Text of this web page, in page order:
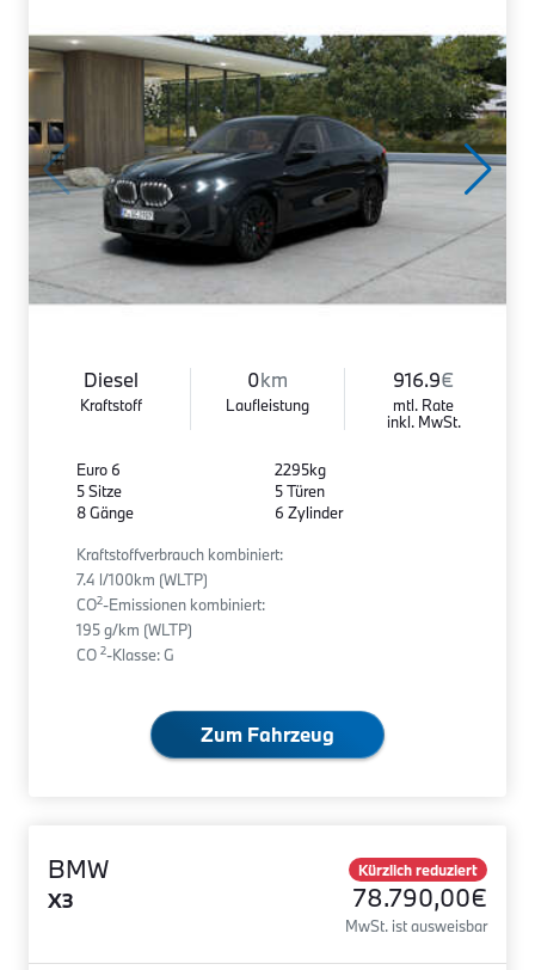
Diesel
Kraftstoff
0km
Laufleistung
916.9€
mtl. Rate
inkl. MwSt.
Euro 6
5 Sitze
8 Gänge
2295kg
5 Türen
6 Zylinder
Kraftstoffverbrauch kombiniert:
7.4 l/100km (WLTP)
CO2-Emissionen kombiniert:
195 g/km (WLTP)
CO 2-Klasse: G
Zum Fahrzeug
BMW
X3
Kürzlich reduziert
78.790,00€
MwSt. ist ausweisbar